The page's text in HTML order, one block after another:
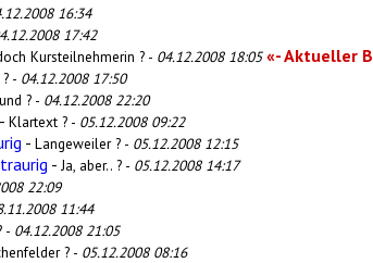
16:34
17:42
Kursteilnehmerin ? - 04.12.2008 18:05«- Aktueller
- 04.12.2008 17:50
? - 04.12.2008 22:20
- Klartext ? - 05.12.2008 09:22
- Langeweiler ? - 05.12.2008 12:15
- Ja, aber.. ? - 05.12.2008 14:17
22:09
11:44
- 04.12.2008 21:05
? - 05.12.2008 08:16